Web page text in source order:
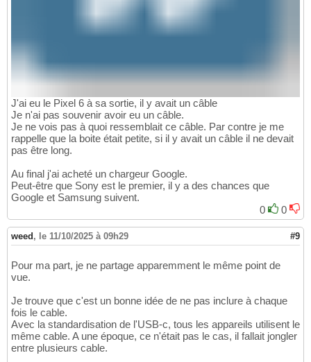
J'ai eu le Pixel 6 à sa sortie, il y avait un câble
Je n'ai pas souvenir avoir eu un câble.
Je ne vois pas à quoi ressemblait ce câble. Par contre je me
rappelle que la boite était petite, si il y avait un câble il ne devait
pas être long.
Au final j'ai acheté un chargeur Google.
Peut-être que Sony est le premier, il y a des chances que
Google et Samsung suivent.
0
0
weed , le 11/10/2025 à 09h29 #9
Pour ma part, je ne partage apparemment le même point de
vue.
Je trouve que c'est un bonne idée de ne pas inclure à chaque
fois le cable.
Avec la standardisation de l'USB-c, tous les appareils utilisent le
même cable. A une époque, ce n'était pas le cas, il fallait jongler
entre plusieurs cable.